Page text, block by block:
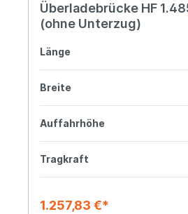
Überladebrücke HF
(ohne Unterzug)
Länge
Breite
Auffahrhöhe
Tragkraft
1.257,83 €*